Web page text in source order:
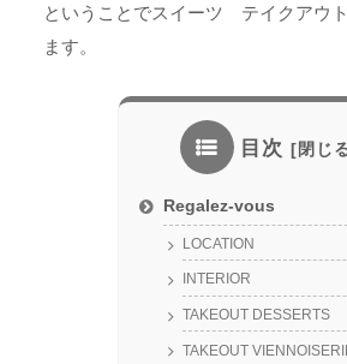
ということでスイーツ テイクアウ
ます。
目次
Regalez-vous
LOCATION
INTERIOR
TAKEOUT DESSERTS
TAKEOUT